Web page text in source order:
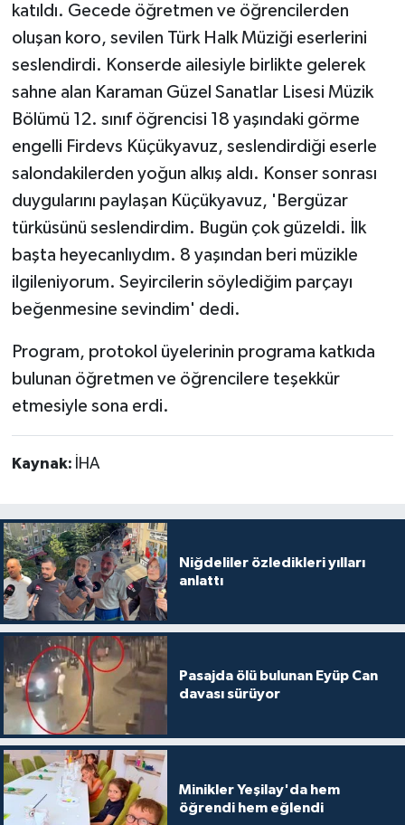
katıldı. Gecede öğretmen ve öğrencilerden
oluşan koro, sevilen Türk Halk Müziği eserlerini
seslendirdi. Konserde ailesiyle birlikte gelerek
sahne alan Karaman Güzel Sanatlar Lisesi Müzik
Bölümü 12. sınıf öğrencisi 18 yaşındaki görme
engelli Firdevs Küçükyavuz, seslendirdiği eserle
salondakilerden yoğun alkış aldı. Konser sonrası
duygularını paylaşan Küçükyavuz, 'Bergüzar
türküsünü seslendirdim. Bugün çok güzeldi. İlk
başta heyecanlıydım. 8 yaşından beri müzikle
ilgileniyorum. Seyircilerin söylediğim parçayı
beğenmesine sevindim' dedi.
Program, protokol üyelerinin programa katkıda
bulunan öğretmen ve öğrencilere teşekkür
etmesiyle sona erdi.
Kaynak: İHA
Niğdeliler özledikleri yılları
anlattı
Pasajda ölü bulunan Eyüp Can
davası sürüyor
Minikler Yeşilay'da hem
öğrendi hem eğlendi